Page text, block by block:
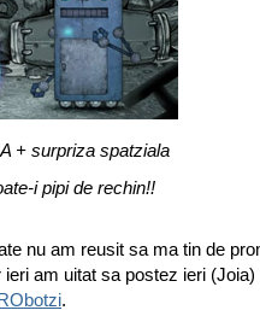
+ surpriza spatziala
i pipi de rechin!!
nu am reusit sa ma tin de
am uitat sa postez ieri (Joia)
RObotzi.